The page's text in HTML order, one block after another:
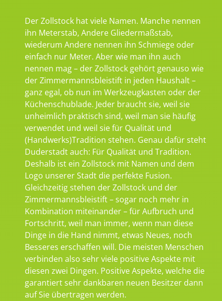
Der Zollstock hat viele Namen. Manche nennen
ihn Meterstab, Andere Gliedermaßstab,
wiederum Andere nennen ihn Schmiege oder
einfach nur Meter. Aber wie man ihn auch
nennen mag – der Zollstock gehört genauso wie
der Zimmermannsbleistift in jeden Haushalt –
ganz egal, ob nun im Werkzeugkasten oder der
Küchenschublade. Jeder braucht sie, weil sie
unheimlich praktisch sind, weil man sie häufig
verwendet und weil sie für Qualität und
(Handwerks)Tradition stehen. Genau dafür steht
Duderstadt auch: Für Qualität und Tradition.
Deshalb ist ein Zollstock mit Namen und dem
Logo unserer Stadt die perfekte Fusion.
Gleichzeitig stehen der Zollstock und der
Zimmermannsbleistift – sogar noch mehr in
Kombination miteinander – für Aufbruch und
Fortschritt, weil man immer, wenn man diese
Dinge in die Hand nimmt, etwas Neues, noch
Besseres erschaffen will. Die meisten Menschen
verbinden also sehr viele positive Aspekte mit
diesen zwei Dingen. Positive Aspekte, welche die
garantiert sehr dankbaren neuen Besitzer dann
auf Sie übertragen werden.